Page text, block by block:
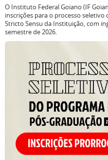
O Instituto Federal Goiano (IF
inscrições para o processo seletivo
Stricto Sensu da Instituição, com
semestre de 2026.